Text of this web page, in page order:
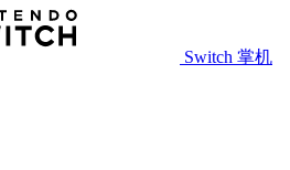
Switch 掌机